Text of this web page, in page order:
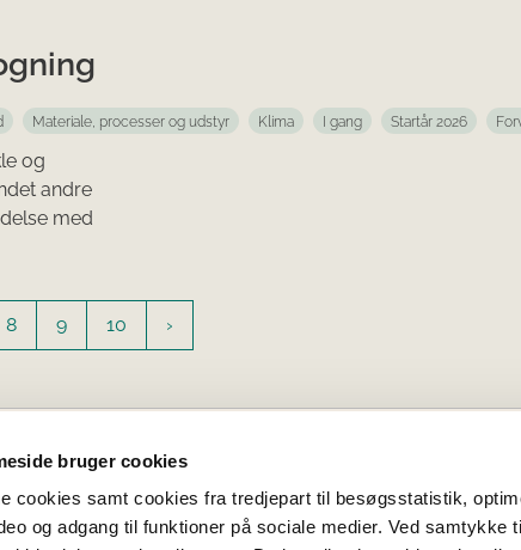
bruger cookies
cookies samt cookies fra tredjepart til besøgsstatistik,
og adgang til funktioner på sociale medier. Ved samtykke
Materiale, processer og udstyr Klima I gang Startår 2026
og
andre
med
8 9 10